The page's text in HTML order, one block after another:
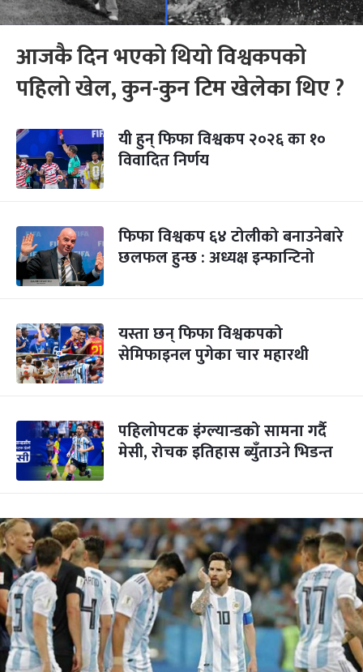
आजकै दिन भएको थियो विश्वकपको
पहिलो खेल, कुन-कुन टिम खेलेका थिए ?
यी हुन् फिफा विश्वकप २०२६ का १०
विवादित निर्णय
फिफा विश्वकप ६४ टोलीको बनाउनेबारे
छलफल हुन्छ : अध्यक्ष इन्फान्टिनो
यस्ता छन् फिफा विश्वकपको
सेमिफाइनल पुगेका चार महारथी
पहिलोपटक इंग्ल्यान्डको सामना गर्दै
मेसी, रोचक इतिहास ब्युँताउने भिडन्त